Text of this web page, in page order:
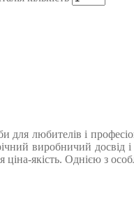
для любителів і
виробничий
якість. Однією з